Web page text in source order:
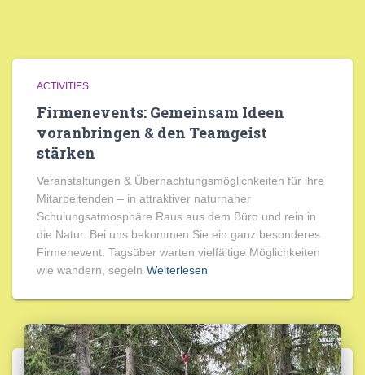
ACTIVITIES
Firmenevents: Gemeinsam Ideen
voranbringen & den Teamgeist
stärken
Veranstaltungen & Übernachtungsmöglichkeiten für ihre
Mitarbeitenden – in attraktiver naturnaher
Schulungsatmosphäre Raus aus dem Büro und rein in
die Natur. Bei uns bekommen Sie ein ganz besonderes
Firmenevent. Tagsüber warten vielfältige Möglichkeiten
wie wandern, segeln Weiterlesen